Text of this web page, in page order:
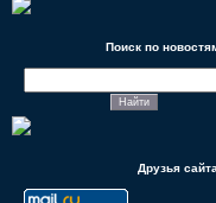
Поиск по
Друзья сайта